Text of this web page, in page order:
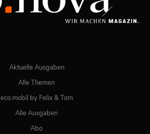
JETZT BESTELLEN
Aktuelle Ausgaben
Alle Themen
eco.mobil by Felix & Tom
Alle Ausgaben
Abo